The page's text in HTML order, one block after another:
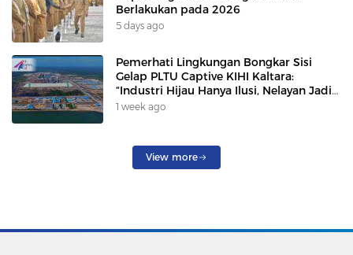
Berlakukan pada 2026
5 days ago
Pemerhati Lingkungan Bongkar Sisi
Gelap PLTU Captive KIHI Kaltara:
“Industri Hijau Hanya Ilusi, Nelayan Jadi
Korban”
1 week ago
View more